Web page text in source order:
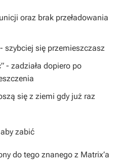
oraz brak przeładowania
szybciej się przemieszczasz
- zadziała dopiero po
się z ziemi gdy już raz
zabić
do tego znanego z Matrix’a